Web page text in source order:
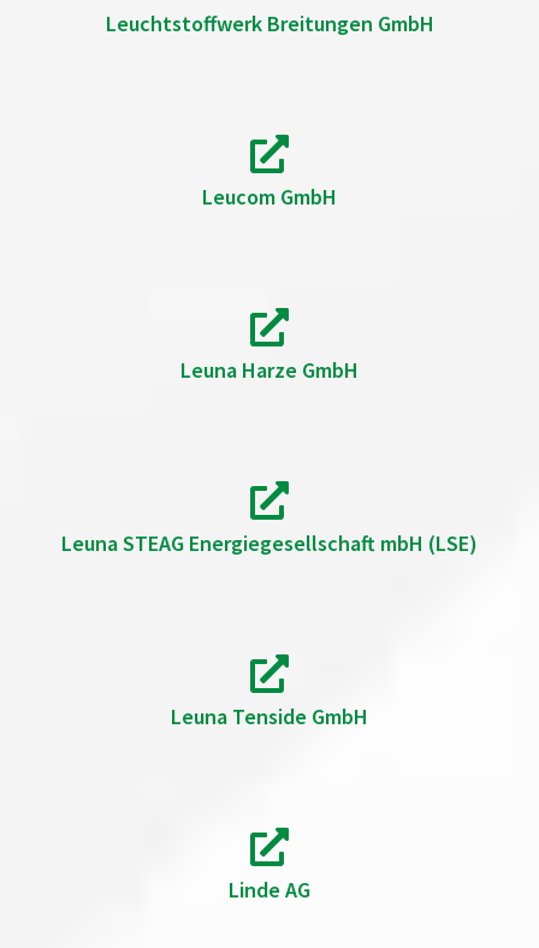
Leuchtstoffwerk Breitungen GmbH
Leucom GmbH
Leuna Harze GmbH
Leuna STEAG Energiegesellschaft mbH (LSE)
Leuna Tenside GmbH
Linde AG